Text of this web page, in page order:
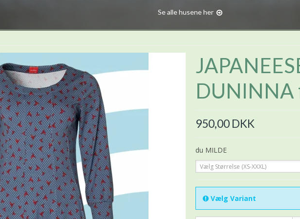
Se alle husene her
DUNINNA
950,00 DKK
du MILDE
Vælg Størrelse (XS-XXXL)
Vælg Variant